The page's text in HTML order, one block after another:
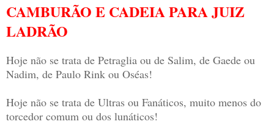
CAMBURÃO E CADEIA PARA JUIZ
LADRÃO
Hoje não se trata de Petraglia ou de Salim, de Gaede ou
Nadim, de Paulo Rink ou Oséas!
Hoje não se trata de Ultras ou Fanáticos, muito menos do
torcedor comum ou dos lunáticos!